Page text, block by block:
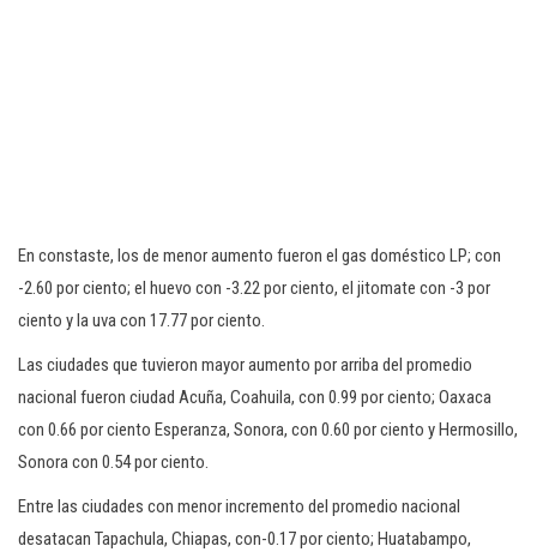
En constaste, los de menor aumento fueron el gas doméstico LP; con
-2.60 por ciento; el huevo con -3.22 por ciento, el jitomate con -3 por
ciento y la uva con 17.77 por ciento.
Las ciudades que tuvieron mayor aumento por arriba del promedio
nacional fueron ciudad Acuña, Coahuila, con 0.99 por ciento; Oaxaca
con 0.66 por ciento Esperanza, Sonora, con 0.60 por ciento y Hermosillo,
Sonora con 0.54 por ciento.
Entre las ciudades con menor incremento del promedio nacional
desatacan Tapachula, Chiapas, con-0.17 por ciento; Huatabampo,